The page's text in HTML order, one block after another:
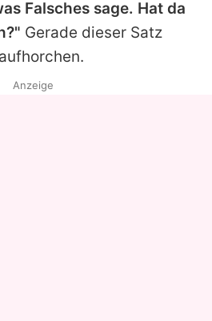
Falsches sage. Hat da
Gerade dieser Satz
Anzeige